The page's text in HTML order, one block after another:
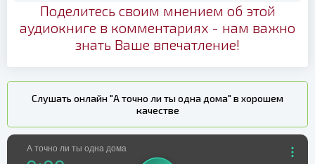
Поделитесь своим мнением об этой
аудиокниге в комментариях - нам важно
знать Ваше впечатление!
Слушать онлайн "А точно ли ты одна дома" в хорошем
качестве
А точно ли ты одна дома